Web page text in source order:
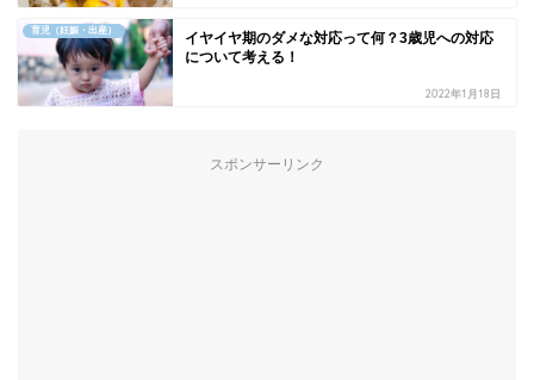
育児（妊娠・出産）
イヤイヤ期のダメな対応って何？3歳児への対応
について考える！
2022年1月18日
スポンサーリンク